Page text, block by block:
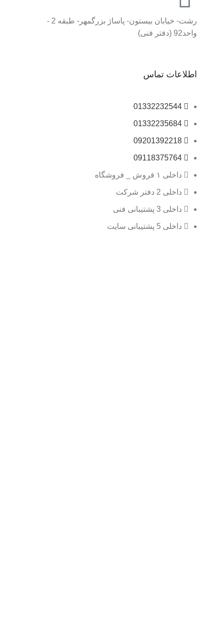
رشت- خیابان بیستون- پاساژ بزرگمهر- طبقه 2 -
واحد92 (دفتر فنی)
اطلاعات تماس
01332232544
01332235684
09201392218
09118375764
داخلی ۱ فروش _ فروشگاه
داخلی 2 دفتر شرکت
داخلی 3 پشتیبانی فنی
داخلی 5 پشتیبانی سایت